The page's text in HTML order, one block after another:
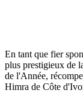
En tant que fier
plus prestigieux de
de l'Année,
Himra de Côte